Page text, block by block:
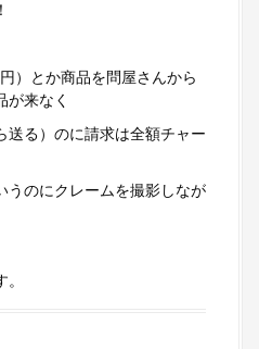
）とか商品を問屋さんから
が来なく
送る）のに請求は全額チャー
うのにクレームを撮影しなが